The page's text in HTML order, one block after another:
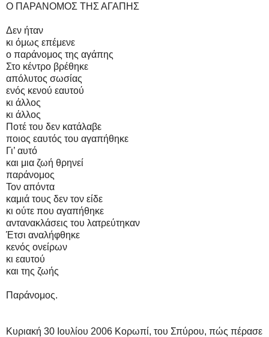
Ο ΠΑΡΑΝΟΜΟΣ ΤΗΣ ΑΓΑΠΗΣ
Δεν ήταν
κι όμως επέμενε
ο παράνομος της αγάπης
Στο κέντρο βρέθηκε
απόλυτος σωσίας
ενός κενού εαυτού
κι άλλος
κι άλλος
Ποτέ του δεν κατάλαβε
ποιος εαυτός του αγαπήθηκε
Γι’ αυτό
και μια ζωή θρηνεί
παράνομος
Τον απόντα
καμιά τους δεν τον είδε
κι ούτε που αγαπήθηκε
αντανακλάσεις του λατρεύτηκαν
Έτσι αναλήφθηκε
κενός ονείρων
κι εαυτού
και της ζωής
Παράνομος.
Κυριακή 30 Ιουλίου 2006 Κορωπί, του Σπύρου, πώς πέρασε